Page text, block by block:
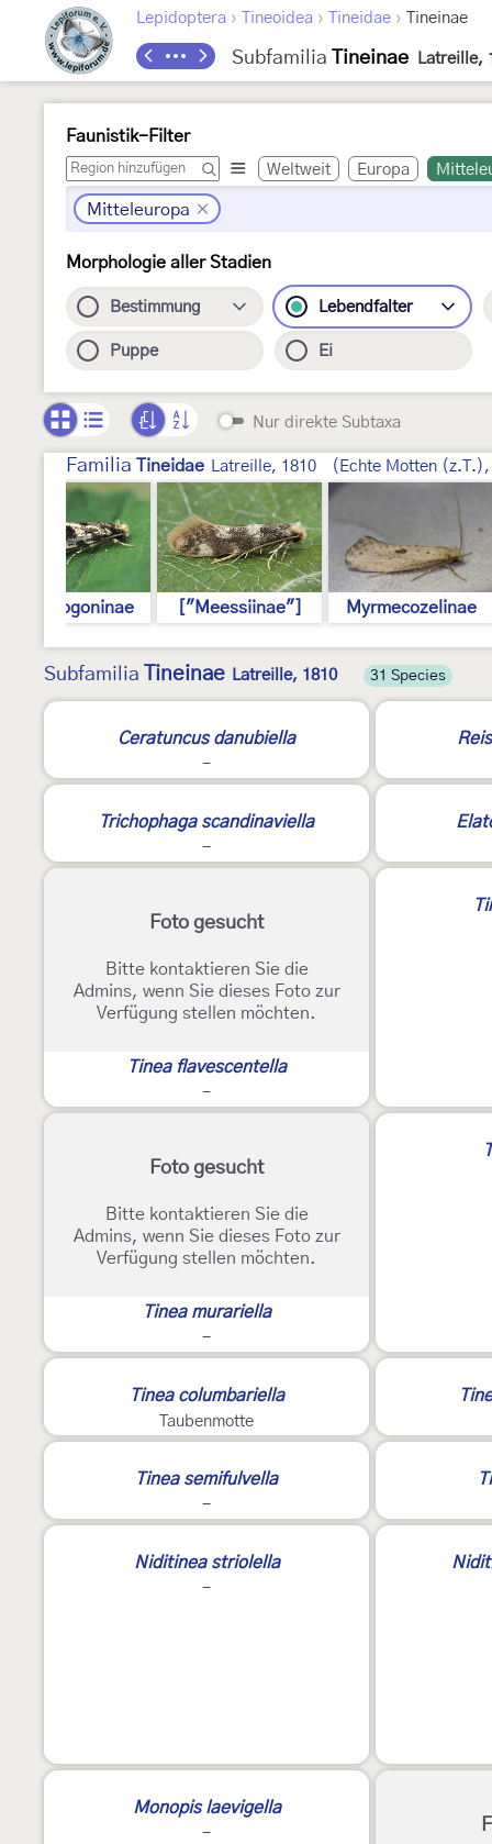
Lepidoptera › Tineoidea › Tineidae › Tineinae
Subfamilia Tineinae Latreille,
Faunistik-Filter
Weltweit Europa
Mitteleuropa
Morphologie aller Stadien
Bestimmung Lebendfalter
Puppe Ei
Nur direkte Subtaxa
Familia Tineidae Latreille, 1810 (Echte Motten
Nemapogoninae ["Meessiinae"] Myrmecozelinae
Subfamilia Tineinae Latreille, 1810 31 Species
Ceratuncus danubiella
-
Trichophaga scandinaviella
-
Foto gesucht
Bitte kontaktieren Sie die
Admins, wenn Sie dieses Foto zur
Verfügung stellen möchten.
Tinea flavescentella
-
Foto gesucht
Bitte kontaktieren Sie die
Admins, wenn Sie dieses Foto zur
Verfügung stellen möchten.
Tinea murariella
-
Tinea columbariella
Taubenmotte
Tinea semifulvella
-
Niditinea striolella
-
Monopis laevigella
-